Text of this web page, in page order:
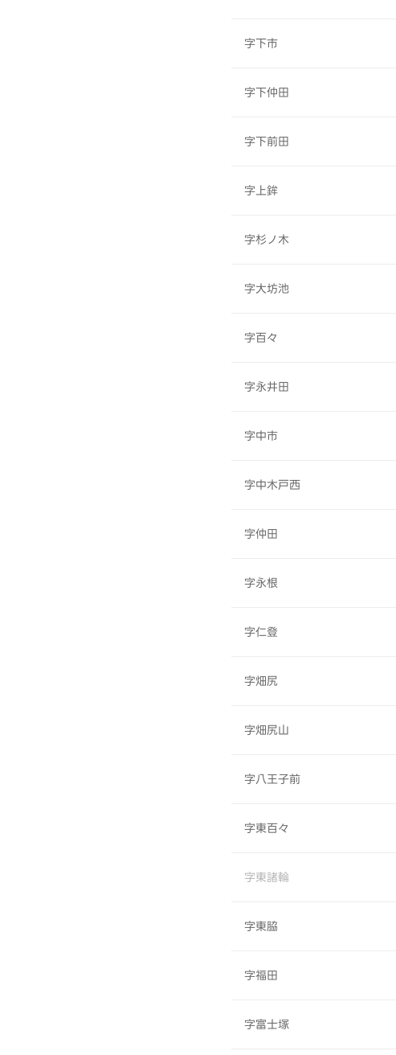
字下市
字下仲田
字下前田
字上鉾
字杉ノ木
字大坊池
字百々
字永井田
字中市
字中木戸西
字仲田
字永根
字仁登
字畑尻
字畑尻山
字八王子前
字東百々
字東諸輪
字東脇
字福田
字富士塚